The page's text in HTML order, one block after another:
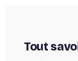
Tout